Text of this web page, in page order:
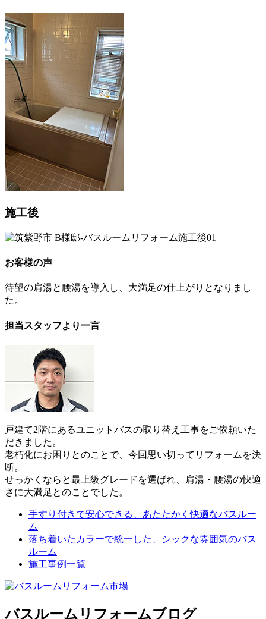
施工後
お客様の声
待望の肩湯と腰湯を導入し、大満足の仕上がりとなりまし
た。
担当スタッフより一言
戸建て2階にあるユニットバスの取り替え工事をご依頼いた
だきました。
老朽化にお困りとのことで、今回思い切ってリフォームを決
断。
せっかくならと最上級グレードを選ばれ、肩湯・腰湯の快適
さに大満足とのことでした。
手すり付きで安心できる、あたたかく快適なバスルー
ム
落ち着いたカラーで統一した、シックな雰囲気のバス
ルーム
施工事例一覧
バスルームリフォームブログ